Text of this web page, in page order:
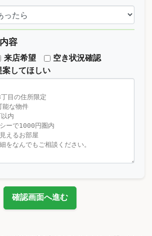
容
来店希望
空き状況確認
案してほしい
確認画面へ進む